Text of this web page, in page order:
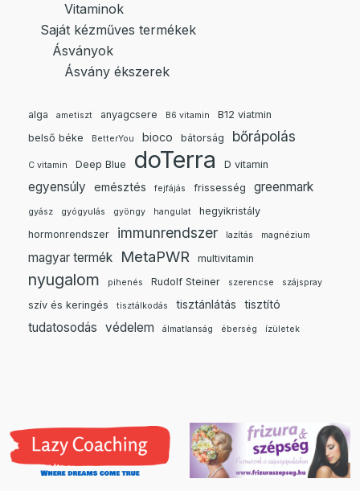
Vitaminok
Saját kézműves termékek
Ásványok
Ásvány ékszerek
alga ametiszt anyagcsere B6 vitamin
B12 viatmin
belső béke
BetterYou bioco bátorság bőrápolás
C vitamin Deep Blue doTerra D vitamin
egyensúly emésztés fejfájás frissesség greenmark
gyász gyógyulás gyöngy hangulat
hegyikristály
hormonrendszer
immunrendszer lazítás magnézium
magyar termék MetaPWR multivitamin
nyugalom pihenés Rudolf Steiner szerencse szájspray
szív és keringés tisztálkodás tisztánlátás tisztító
tudatosodás védelem álmatlanság éberség ízületek